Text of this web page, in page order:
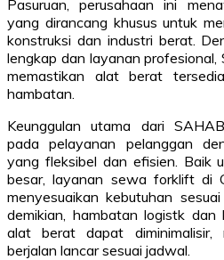
Pasuruan, perusahaan ini
yang dirancang khusus untuk
konstruksi dan industri berat.
lengkap dan layanan
memastikan alat berat
hambatan.
Keunggulan utama dari
pada pelayanan pelanggan
yang fleksibel dan efisien. Baik
besar, layanan sewa forklift di
menyesuaikan kebutuhan
demikian, hambatan logistk dan
alat berat dapat diminimalisir,
berjalan lancar sesuai jadwal.